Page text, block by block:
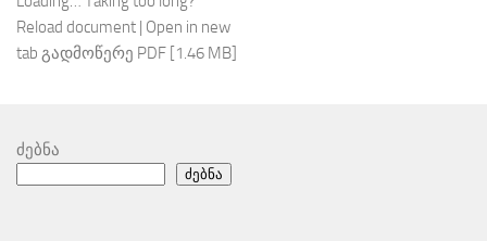
Reload document | Open in new
tab გადმოწერე PDF [1.46 MB]
ძებნა
ძებნა